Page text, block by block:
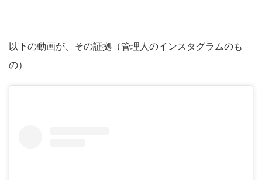
以下の動画が、その証拠（管理人のインスタグラムのも
の）